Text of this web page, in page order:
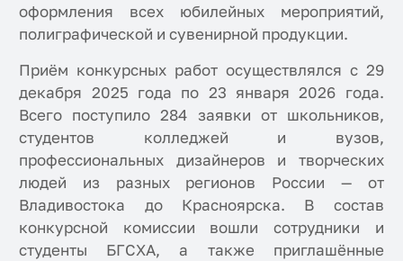
оформления всех юбилейных мероприятий,
полиграфической и сувенирной продукции.
Приём конкурсных работ осуществлялся с 29
декабря 2025 года по 23 января 2026 года.
Всего поступило 284 заявки от школьников,
студентов колледжей и вузов,
профессиональных дизайнеров и творческих
людей из разных регионов России — от
Владивостока до Красноярска. В состав
конкурсной комиссии вошли сотрудники и
студенты БГСХА, а также приглашённые